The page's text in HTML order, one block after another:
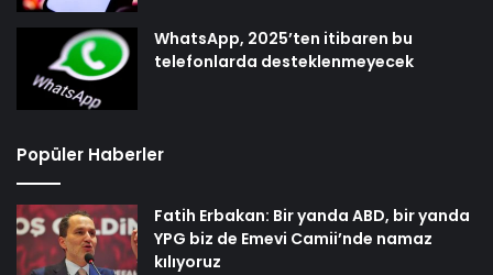
WhatsApp, 2025’ten itibaren bu
telefonlarda desteklenmeyecek
Popüler Haberler
Fatih Erbakan: Bir yanda ABD, bir yanda
YPG biz de Emevi Camii’nde namaz
kılıyoruz